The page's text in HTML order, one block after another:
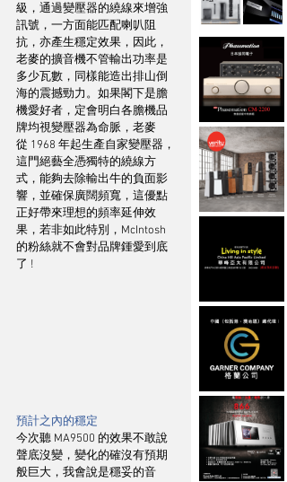
級，通過變壓器的繞線來增強
訊號，一方面能匹配喇叭阻
抗，亦產生穩定效果，因此，
老麥的擴音機不管輸出功率是
多少瓦數，同樣能造出排山倒
海的震撼勁力。如果閣下是膽
機愛好者，定會明白各膽機品
牌均視變壓器為命脈，老麥
從 1968 年起生產自家變壓器，
這門絕藝全憑獨特的繞線方
式，能夠去除輸出牛的負面影
響，並確保廣闊頻寬，這優點
正好帶來理想的頻率延伸效
果，若非如此特別，McIntosh
的粉絲就不會對品牌鍾愛到底
了 !
預計之內的穩定
今次聽 MA9500 的效果不敢說
聲底沒變，變化的確沒有預期
般巨大，我會說是穩妥的音